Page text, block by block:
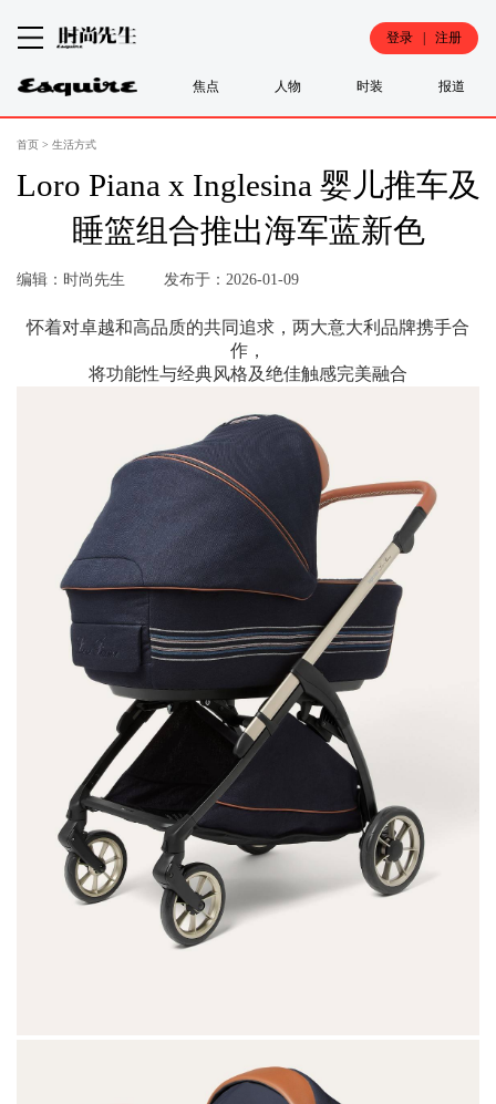
登录 | 注册
焦点 人物 时装 报道
首页 > 生活方式
Loro Piana x Inglesina 婴儿推车及
睡篮组合推出海军蓝新色
编辑：时尚先生 发布于：2026-01-09
怀着对卓越和高品质的共同追求，两大意大利品牌携手合
作，
将功能性与经典风格及绝佳触感完美融合